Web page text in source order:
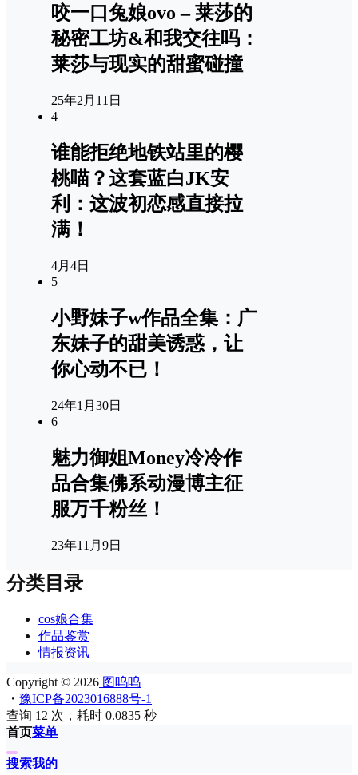
咬一口兔娘ovo – 莱莎的
秘密工坊&和我交往吗：
莱莎与现实的甜蜜碰撞
25年2月11日
4
谁能拒绝地铁站里的樱
桃喵？这套蓝白JK安
利：这波初恋感直接拉
满！
4月4日
5
小野妹子w作品全集：广
东妹子的甜美诱惑，让
你心动不已！
24年1月30日
6
魅力御姐Money冷冷作
品合集佛系动漫博主征
服万千粉丝！
23年11月9日
分类目录
cos娘合集
作品鉴赏
情报资讯
Copyright © 2026 图呜呜
・ 豫ICP备2023016888号-1
查询 12 次，耗时 0.0835 秒
首页菜单
搜索我的